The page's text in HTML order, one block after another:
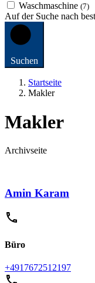
Waschmaschine (7)
Auf der Suche nach
Suchen
Startseite
Makler
Makler
Archivseite
Amin Karam
Büro
+4917672512197